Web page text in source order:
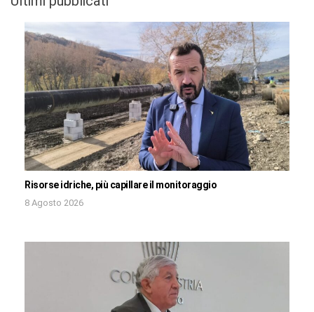
Risorse idriche, più capillare il monitoraggio
8 Agosto 2026